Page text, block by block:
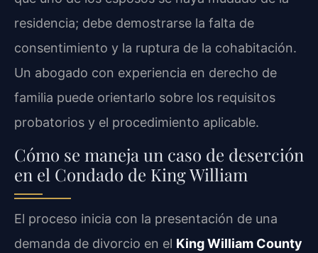
residencia; debe demostrarse la falta de
consentimiento y la ruptura de la cohabitación.
Un abogado con experiencia en derecho de
familia puede orientarlo sobre los requisitos
probatorios y el procedimiento aplicable.
Cómo se maneja un caso de deserción
en el Condado de King William
El proceso inicia con la presentación de una
demanda de divorcio en el King William County